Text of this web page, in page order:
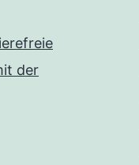
der